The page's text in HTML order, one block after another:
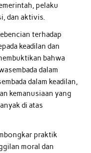
pelaku
dan aktivis.
terhadap
keadilan dan
bahwa
dalam
dalam keadilan,
kemanusiaan yang
di atas
praktik
moral dan